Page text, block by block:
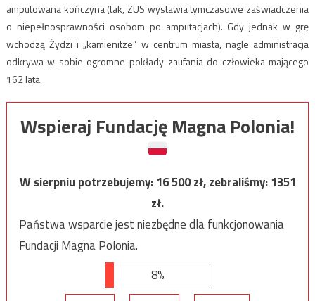
amputowana kończyna (tak, ZUS wystawia tymczasowe zaświadczenia
o niepełnosprawności osobom po amputacjach). Gdy jednak w grę
wchodzą Żydzi i „kamienitze” w centrum miasta, nagle administracja
odkrywa w sobie ogromne pokłady zaufania do człowieka mającego
162 lata.
Wspieraj Fundację Magna Polonia!
W sierpniu potrzebujemy:16 500zł, zebraliśmy:1351
zł.
Państwa wsparcie jest niezbędne dla funkcjonowania
Fundacji Magna Polonia.
8%